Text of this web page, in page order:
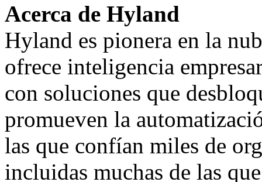
Acerca de Hyland
Hyland es pionera en la
ofrece inteligencia
con soluciones que
promueven la
las que confían miles de
incluidas muchas de las